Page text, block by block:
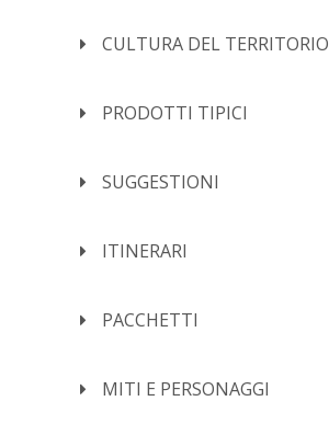
CULTURA DEL TERRITORIO
PRODOTTI TIPICI
SUGGESTIONI
ITINERARI
PACCHETTI
MITI E PERSONAGGI